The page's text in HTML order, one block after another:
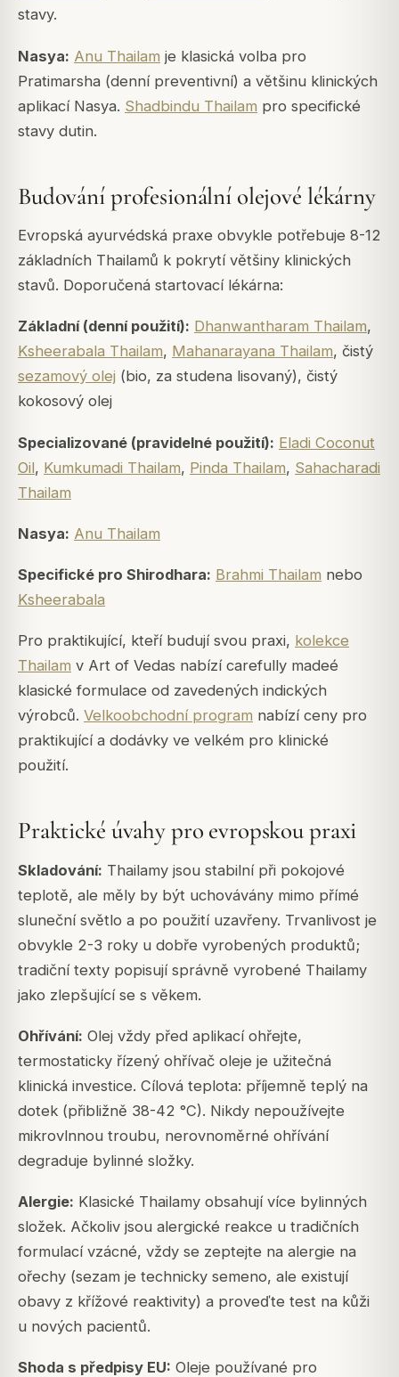
stavy.
Nasya: Anu Thailam je klasická volba pro
Pratimarsha (denní preventivní) a většinu klinických
aplikací Nasya. Shadbindu Thailam pro specifické
stavy dutin.
Budování profesionální olejové lékárny
Evropská ayurvédská praxe obvykle potřebuje 8-12
základních Thailamů k pokrytí většiny klinických
stavů. Doporučená startovací lékárna:
Základní (denní použití): Dhanwantharam Thailam,
Ksheerabala Thailam, Mahanarayana Thailam, čistý
sezamový olej (bio, za studena lisovaný), čistý
kokosový olej
Specializované (pravidelné použití): Eladi Coconut
Oil, Kumkumadi Thailam, Pinda Thailam, Sahacharadi
Thailam
Nasya: Anu Thailam
Specifické pro Shirodhara: Brahmi Thailam nebo
Ksheerabala
Pro praktikující, kteří budují svou praxi, kolekce
Thailam v Art of Vedas nabízí carefully madeé
klasické formulace od zavedených indických
výrobců. Velkoobchodní program nabízí ceny pro
praktikující a dodávky ve velkém pro klinické
použití.
Praktické úvahy pro evropskou praxi
Skladování: Thailamy jsou stabilní při pokojové
teplotě, ale měly by být uchovávány mimo přímé
sluneční světlo a po použití uzavřeny. Trvanlivost je
obvykle 2-3 roky u dobře vyrobených produktů;
tradiční texty popisují správně vyrobené Thailamy
jako zlepšující se s věkem.
Ohřívání: Olej vždy před aplikací ohřejte,
termostaticky řízený ohřívač oleje je užitečná
klinická investice. Cílová teplota: příjemně teplý na
dotek (přibližně 38-42 °C). Nikdy nepoužívejte
mikrovlnnou troubu, nerovnoměrné ohřívání
degraduje bylinné složky.
Alergie: Klasické Thailamy obsahují více bylinných
složek. Ačkoliv jsou alergické reakce u tradičních
formulací vzácné, vždy se zeptejte na alergie na
ořechy (sezam je technicky semeno, ale existují
obavy z křížové reaktivity) a proveďte test na kůži
u nových pacientů.
Shoda s předpisy EU: Oleje používané pro